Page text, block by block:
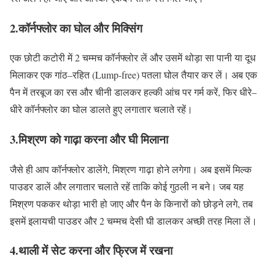
2.कॉर्नफ्लोरकाघोलऔरमिक्सिंग
एक छोटी कटोरी में2चम्मच कॉर्नफ्लोर लें और उसमें थोड़ा सा पानी या दूध
मिलाकर एक गांठ–रहित(Lump-free)पतला घोल तैयार कर लें। अब एक
पैन में तरबूज का रस और चीनी डालकर हल्की आंच पर गर्म करें,फिर धीरे–
धीरे कॉर्नफ्लोर का घोल डालते हुए लगातार चलाते रहें।
3.मिश्रणकोगाढ़ाकरनाऔरघीमिलाना
जैसे ही आप कॉर्नफ्लोर डालेंगे,मिश्रण गाढ़ा होने लगेगा। अब इसमें मिल्क
पाउडर डालें और लगातार चलाते रहें ताकि कोई गुठली न बने। जब यह
मिश्रण पककर थोड़ा भारी हो जाए और पैन के किनारों को छोड़ने लगे,तब
इसमें इलायची पाउडर और2चम्मच देसी घी डालकर अच्छी तरह मिला लें।
4.थालीमेंसेटकरनाऔरफ्रिजमेंरखना